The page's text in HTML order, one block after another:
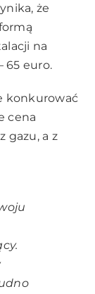
że
na
65 euro.
konkurować
cena
gazu, a z